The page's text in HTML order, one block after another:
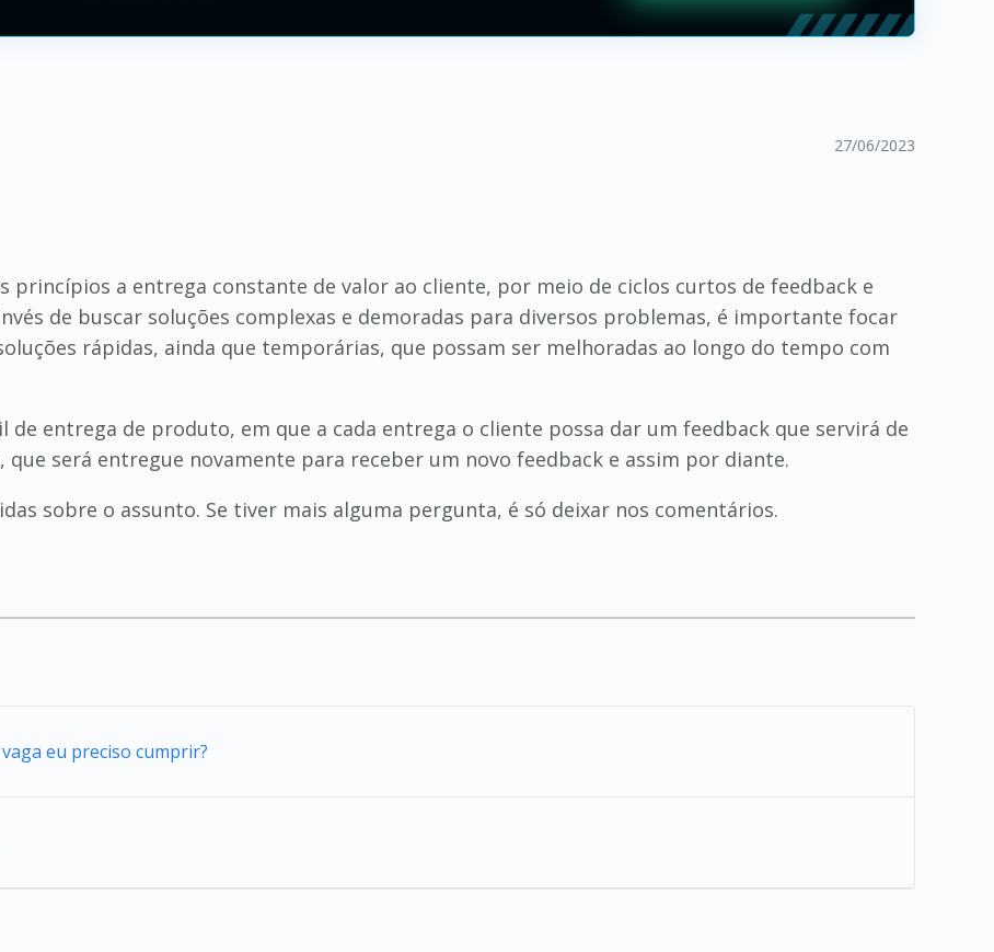
27/06/2023
princípios a entrega constante de valor ao cliente, por meio de ciclos curtos de feedback e
de buscar soluções complexas e demoradas para diversos problemas, é importante focar
rápidas, ainda que temporárias, que possam ser melhoradas ao longo do tempo com
de entrega de produto, em que a cada entrega o cliente possa dar um feedback que servirá de
que será entregue novamente para receber um novo feedback e assim por diante.
sobre o assunto. Se tiver mais alguma pergunta, é só deixar nos comentários.
eu preciso cumprir?